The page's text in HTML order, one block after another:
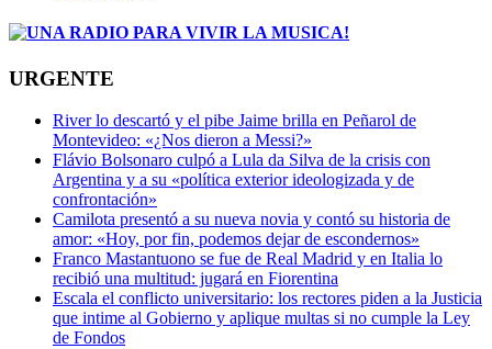
URGENTE
River lo descartó y el pibe Jaime brilla en Peñarol de
Montevideo: «¿Nos dieron a Messi?»
Flávio Bolsonaro culpó a Lula da Silva de la crisis con
Argentina y a su «política exterior ideologizada y de
confrontación»
Camilota presentó a su nueva novia y contó su historia de
amor: «Hoy, por fin, podemos dejar de escondernos»
Franco Mastantuono se fue de Real Madrid y en Italia lo
recibió una multitud: jugará en Fiorentina
Escala el conflicto universitario: los rectores piden a la Justicia
que intime al Gobierno y aplique multas si no cumple la Ley
de Fondos